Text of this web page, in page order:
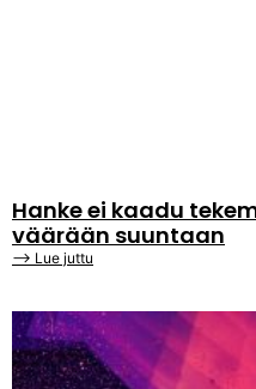
Hanke ei kaadu
väärään suuntaan
⟶ Lue juttu